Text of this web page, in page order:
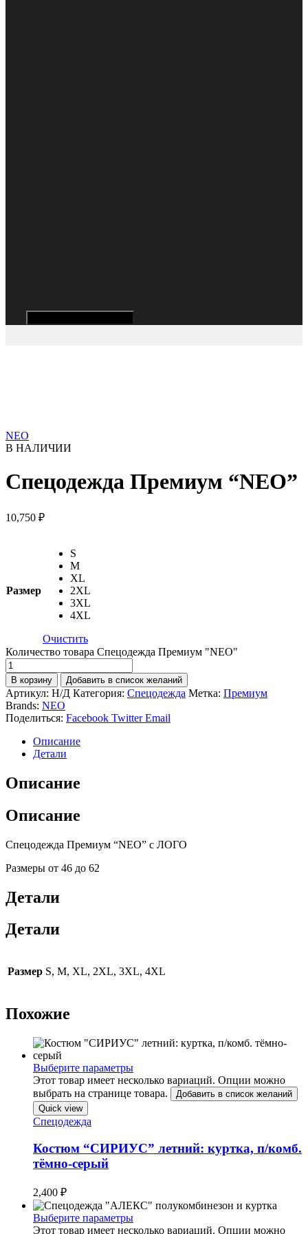
NEO
В НАЛИЧИИ
Спецодежда Премиум “NEO”
10,750 ₽
Размер
S
M
XL
2XL
3XL
4XL
Очистить
Количество товара Спецодежда Премиум "NEO"
В корзину Добавить в список желаний
Артикул: Н/Д Категория: Спецодежда Метка: Премиум
Brands: NEO
Поделиться: Facebook Twitter Email
Описание
Детали
Описание
Описание
Спецодежда Премиум “NEO” c ЛОГО
Размеры от 46 до 62
Детали
Детали
Размер S, M, XL, 2XL, 3XL, 4XL
Похожие
Выберите параметры
Этот товар имеет несколько вариаций. Опции можно
выбрать на странице товара.
Добавить в список желаний
Quick view
Спецодежда
Костюм “СИРИУС” летний: куртка, п/комб.
тёмно-серый
2,400 ₽
Выберите параметры
Этот товар имеет несколько вариаций. Опции можно